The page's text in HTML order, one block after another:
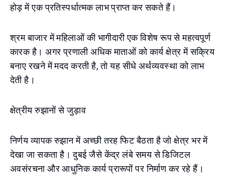
होड़ में एक प्रतिस्पर्धात्मक लाभ प्राप्त कर सकते हैं।
श्रम बाजार में महिलाओं की भागीदारी एक विशेष रूप से महत्वपूर्ण
कारक है। अगर प्रणाली अधिक माताओं को कार्य क्षेत्र में सक्रिय
बनाए रखने में मदद करती है, तो यह सीधे अर्थव्यवस्था को लाभ
देती है।
क्षेत्रीय रुझानों से जुड़ाव
निर्णय व्यापक रुझान में अच्छी तरह फिट बैठता है जो क्षेत्र भर में
देखा जा सकता है। दुबई जैसे केंद्र लंबे समय से डिजिटल
अवसंरचना और आधुनिक कार्य प्रारूपों पर निर्माण कर रहे हैं।